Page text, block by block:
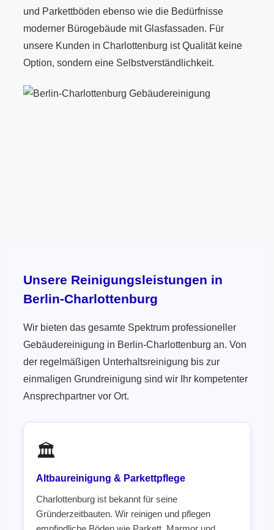
und Parkettböden ebenso wie die Bedürfnisse
moderner Bürogebäude mit Glasfassaden. Für
unsere Kunden in Charlottenburg ist Qualität keine
Option, sondern eine Selbstverständlichkeit.
Unsere Reinigungsleistungen in
Berlin-Charlottenburg
Wir bieten das gesamte Spektrum professioneller
Gebäudereinigung in Berlin-Charlottenburg an. Von
der regelmäßigen Unterhaltsreinigung bis zur
einmaligen Grundreinigung sind wir Ihr kompetenter
Ansprechpartner vor Ort.
🏛️
Altbaureinigung & Parkettpflege
Charlottenburg ist bekannt für seine
Gründerzeitbauten. Wir reinigen und pflegen